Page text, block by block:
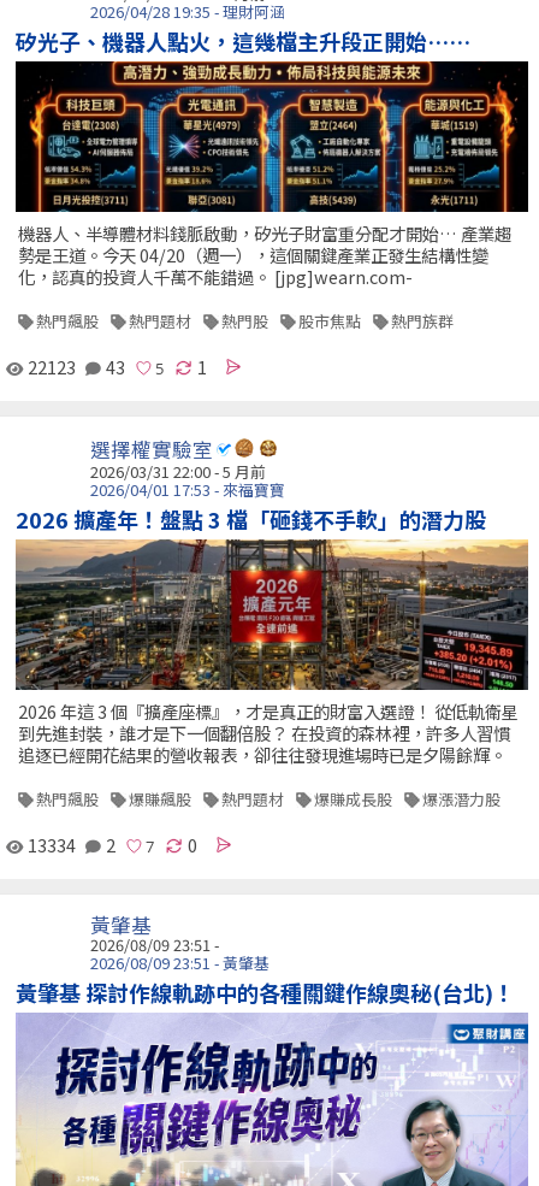
2026/04/28 19:35 - 理財阿涵
矽光子、機器人點火，這幾檔主升段正開始……
機器人、半導體材料錢脈啟動，矽光子財富重分配才開始… 產業趨
勢是王道。今天 04/20（週一），這個關鍵產業正發生結構性變
化，認真的投資人千萬不能錯過。 [jpg]wearn.com-
熱門飆股 熱門題材 熱門股 股市焦點 熱門族群
22123 43 1
選擇權實驗室
2026/03/31 22:00 - 5 月前
2026/04/01 17:53 - 來福寶寶
2026 擴產年！盤點 3 檔「砸錢不手軟」的潛力股
2026 年這 3 個『擴產座標』，才是真正的財富入選證！ 從低軌衛星
到先進封裝，誰才是下一個翻倍股？ 在投資的森林裡，許多人習慣
追逐已經開花結果的營收報表，卻往往發現進場時已是夕陽餘輝。
熱門飆股 爆賺飆股 熱門題材 爆賺成長股 爆漲潛力股
13334 2 0
黃肇基
2026/08/09 23:51 -
2026/08/09 23:51 - 黃肇基
黃肇基 探討作線軌跡中的各種關鍵作線奧秘(台北)！